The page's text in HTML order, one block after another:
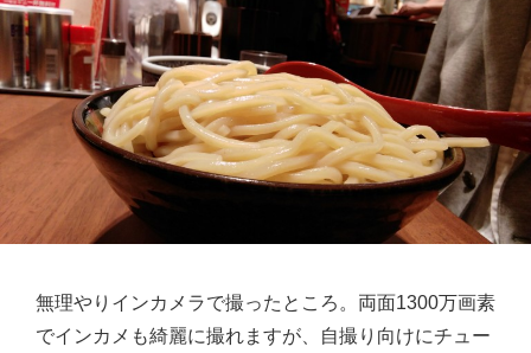
無理やりインカメラで撮ったところ。両面1300万画素
でインカメも綺麗に撮れますが、自撮り向けにチュー